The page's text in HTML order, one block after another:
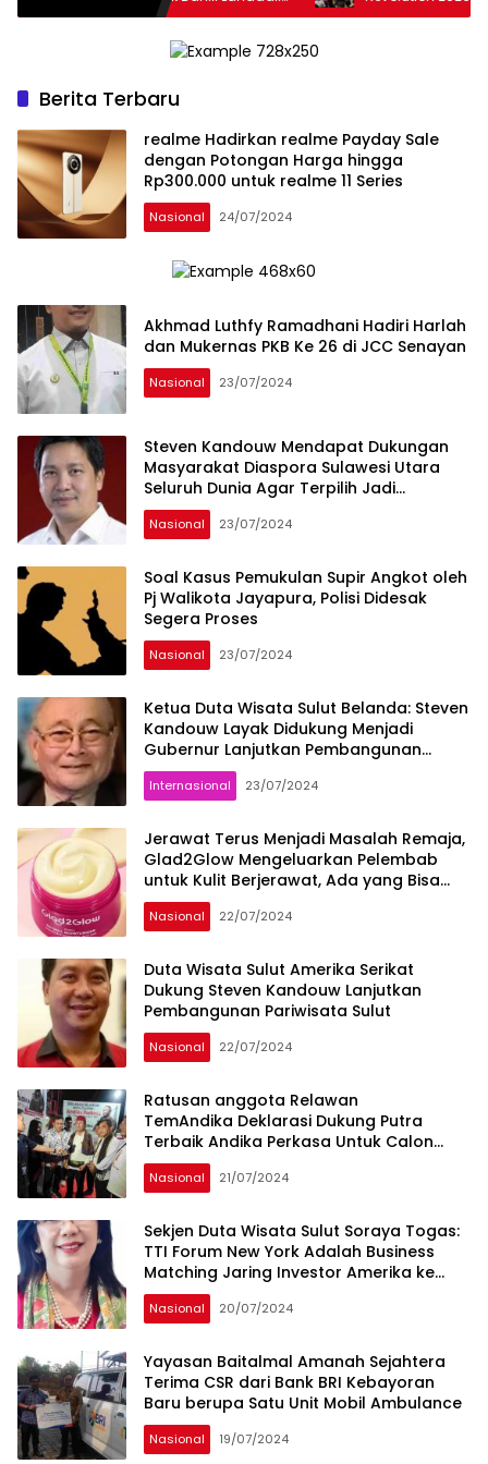
Menjadi Sumber Inspirasi bagi
maupun Pemangku
Nasional.
Pemerintah, Pelaku
Berita Terbaru
realme Hadirkan realme Payday Sale
dengan Potongan Harga hingga
Rp300.000 untuk realme 11 Series
Nasional 24/07/2024
Akhmad Luthfy Ramadhani Hadiri Harlah
dan Mukernas PKB Ke 26 di JCC Senayan
Nasional 23/07/2024
Steven Kandouw Mendapat Dukungan
Masyarakat Diaspora Sulawesi Utara
Seluruh Dunia Agar Terpilih Jadi
Gubernur
Nasional 23/07/2024
Millenium
Post
Soal Kasus Pemukulan Supir Angkot oleh
Pj Walikota Jayapura, Polisi Didesak
Segera Proses
Nasional 23/07/2024
Ketua Duta Wisata Sulut Belanda: Steven
Kandouw Layak Didukung Menjadi
Gubernur Lanjutkan Pembangunan
Pariwisata Sulut
Internasional 23/07/2024
Jerawat Terus Menjadi Masalah Remaja,
Glad2Glow Mengeluarkan Pelembab
untuk Kulit Berjerawat, Ada yang Bisa
Cegah Penuaan Dini!
Nasional 22/07/2024
Duta Wisata Sulut Amerika Serikat
Dukung Steven Kandouw Lanjutkan
Pembangunan Pariwisata Sulut
Nasional 22/07/2024
Ratusan anggota Relawan
TemAndika Deklarasi Dukung Putra
Terbaik Andika Perkasa Untuk Calon
Gubernur Daerah Khusus Jakarta 2024-
2029
Nasional 21/07/2024
Sekjen Duta Wisata Sulut Soraya Togas:
TTI Forum New York Adalah Business
Matching Jaring Investor Amerika ke
Sulut
Nasional 20/07/2024
Yayasan Baitalmal Amanah Sejahtera
Terima CSR dari Bank BRI Kebayoran
Baru berupa Satu Unit Mobil Ambulance
Nasional 19/07/2024